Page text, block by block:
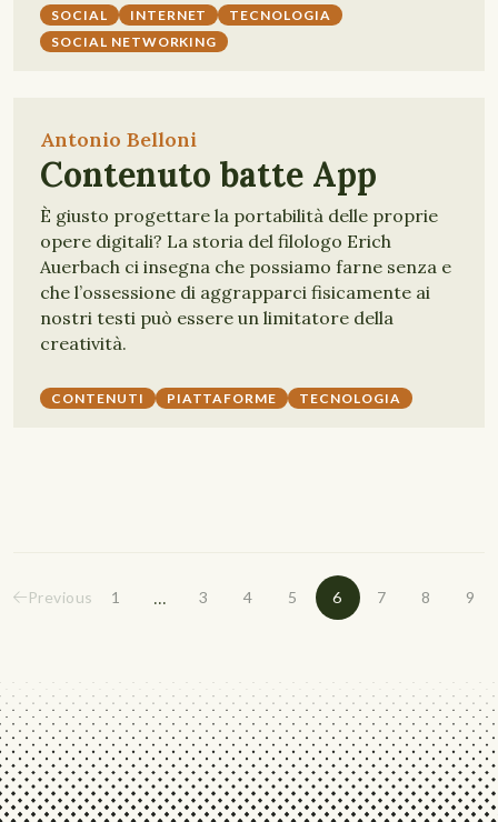
SOCIAL INTERNET
TECNOLOGIA
SOCIAL NETWORKING
Antonio Belloni
Contenuto batte App
È giusto progettare la portabilità delle proprie
opere digitali? La storia del filologo Erich
Auerbach ci insegna che possiamo farne senza e
che l’ossessione di aggrapparci fisicamente ai
nostri testi può essere un limitatore della
creatività.
CONTENUTI PIATTAFORME TECNOLOGIA
Previous 1 ... 3 4 5 6 7 8 9